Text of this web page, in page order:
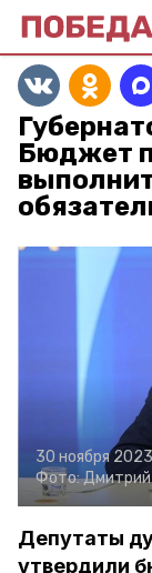
Бюджет
30 ноября
Фото:
Депутаты
утвердили